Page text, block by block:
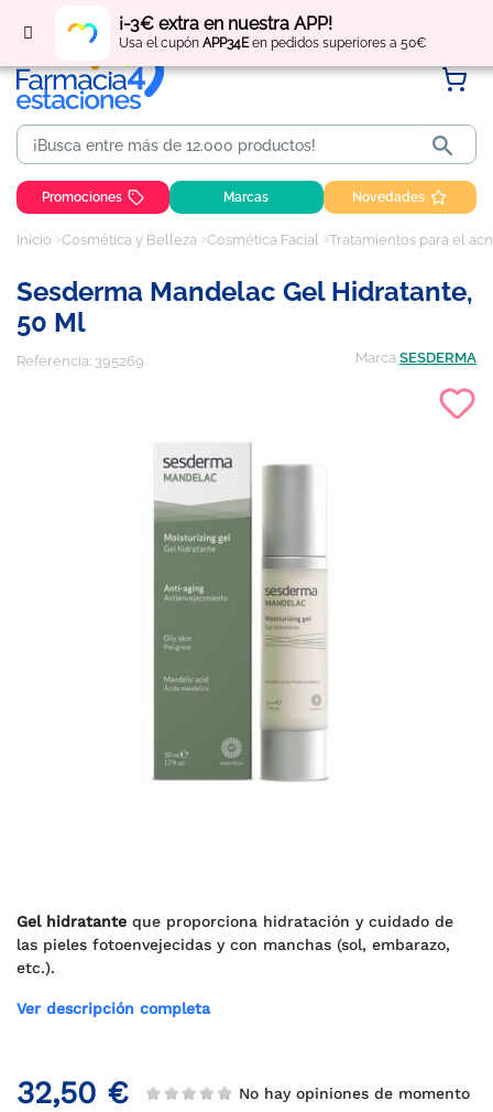
¡-3€ extra en nuestra APP!
Usa el cupón APP34Een pedidos superiores a 50€
Regístratey obtén puntos por tus compras

Promociones Marcas Novedades
Inicio Cosmética y Belleza Cosmética Facial Tratamientos para el
Sesderma Mandelac Gel Hidratante,
50 Ml
Referencia: 395269 Marca SESDERMA
Gel hidratante que proporciona hidratación y cuidado de
las pieles fotoenvejecidas y con manchas (sol, embarazo,
etc.).
Ver descripción completa
32,50 € No hay opiniones de momento